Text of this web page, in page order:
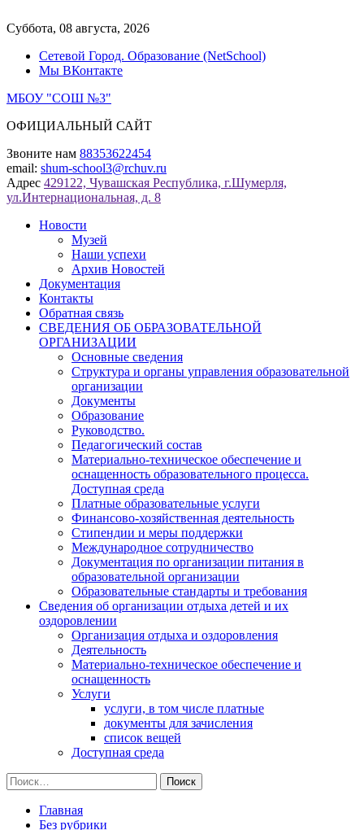
к
Суббота, 08 августа, 2026
Сетевой Город. Образование (NetSchool)
Мы ВКонтакте
МБОУ "СОШ №3"
ОФИЦИАЛЬНЫЙ САЙТ
Звоните нам 88353622454
email: shum-school3@rchuv.ru
Адрес 429122, Чувашская Республика, г.Шумерля,
ул.Интернациональная, д. 8
Новости
Музей
Наши успехи
Архив Новостей
Документация
Контакты
Обратная связь
СВЕДЕНИЯ ОБ ОБРАЗОВАТЕЛЬНОЙ
ОРГАНИЗАЦИИ
Основные сведения
Структура и органы управления образовательной
организации
Документы
Образование
Руководство.
Педагогический состав
Материально-техническое обеспечение и
оснащенность образовательного процесса.
Доступная среда
Платные образовательные услуги
Финансово-хозяйственная деятельность
Стипендии и меры поддержки
Международное сотрудничество
Документация по организации питания в
образовательной организации
Образовательные стандарты и требования
Сведения об организации отдыха детей и их
оздоровлении
Организация отдыха и оздоровления
Деятельность
Материально-техническое обеспечение и
оснащенность
Услуги
услуги, в том числе платные
документы для зачисления
список вещей
Доступная среда
Найти:
Главная
Без рубрики